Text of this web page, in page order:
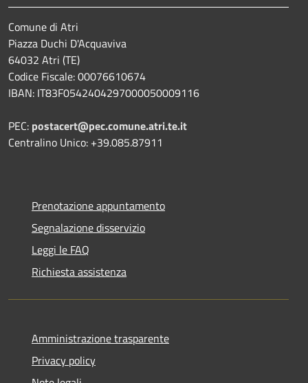
Comune di Atri
Piazza Duchi D'Acquaviva
64032 Atri (TE)
Codice Fiscale: 00076610674
IBAN: IT83F0542404297000050009116
PEC: postacert@pec.comune.atri.te.it
Centralino Unico: +39.085.87911
Prenotazione appuntamento
Segnalazione disservizio
Leggi le FAQ
Richiesta assistenza
Amministrazione trasparente
Privacy policy